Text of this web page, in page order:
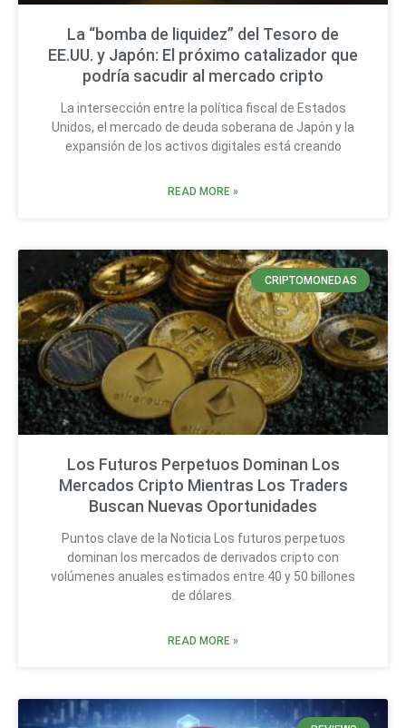
La “bomba de liquidez” del Tesoro de
EE.UU. y Japón: El próximo catalizador que
podría sacudir al mercado cripto
La intersección entre la política fiscal de Estados
Unidos, el mercado de deuda soberana de Japón y la
expansión de los activos digitales está creando
READ MORE »
CRIPTOMONEDAS
Los Futuros Perpetuos Dominan Los
Mercados Cripto Mientras Los Traders
Buscan Nuevas Oportunidades
Puntos clave de la Noticia Los futuros perpetuos
dominan los mercados de derivados cripto con
volúmenes anuales estimados entre 40 y 50 billones
de dólares.
READ MORE »